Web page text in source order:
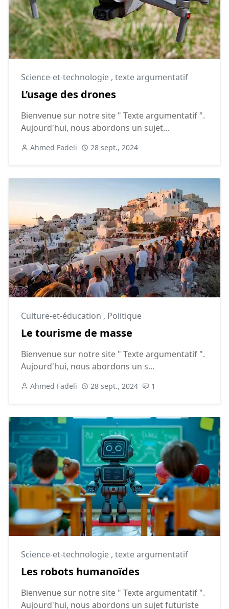
Science-et-technologie , texte argumentatif
L’usage des drones
Bienvenue sur notre site " Texte argumentatif ".
Aujourd'hui, nous abordons un sujet...
Ahmed Fadeli 28 sept., 2024
Culture-et-éducation , Politique
Le tourisme de masse
Bienvenue sur notre site " Texte argumentatif ".
Aujourd'hui, nous abordons un s...
Ahmed Fadeli 28 sept., 2024 1
Science-et-technologie , texte argumentatif
Les robots humanoïdes
Bienvenue sur notre site " Texte argumentatif ".
Aujourd'hui, nous abordons un sujet futuriste